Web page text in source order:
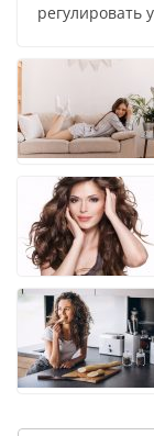
регулировать